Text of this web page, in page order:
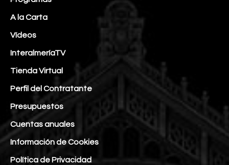
A la Carta
Vídeos
InteralmeríaTV
Tienda Virtual
Perfil del Contratante
Presupuestos
Cuentas anuales
Información de Cookies
Política de Privacidad